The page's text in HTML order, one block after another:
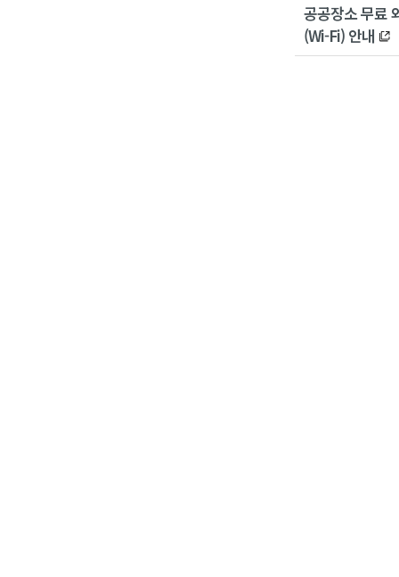
공공장소 무료
(Wi-Fi) 안내